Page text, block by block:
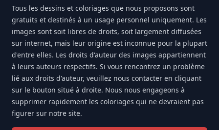
Tous les dessins et coloriages que nous proposons sont
gratuits et destinés à un usage personnel uniquement. Les
images sont soit libres de droits, soit largement diffusées
sur internet, mais leur origine est inconnue pour la plupart
d'entre elles. Les droits d'auteur des images appartiennent
à leurs auteurs respectifs. Si vous rencontrez un problème
lié aux droits d'auteur, veuillez nous contacter en cliquant
sur le bouton situé à droite. Nous nous engageons à
supprimer rapidement les coloriages qui ne devraient pas
figurer sur notre site.